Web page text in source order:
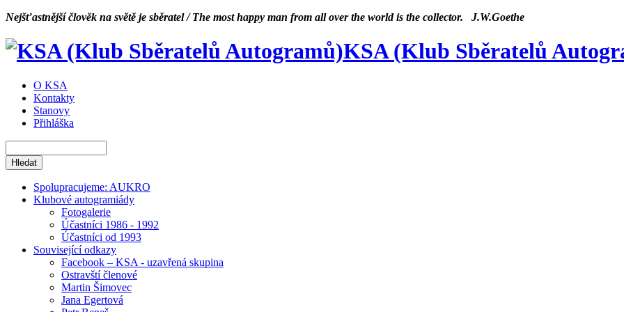
Nejšťastnější člověk na světě je sběratel / The most happy man from all over the world is the collector. J.W.Goethe
KSA (Klub Sběratelů
O KSA
Kontakty
Stanovy
Přihláška
Spolupracujeme: AUKRO
Klubové autogramiády
Fotogalerie
Účastníci 1986 - 1992
Účastníci od 1993
Související odkazy
Facebook – KSA - uzavřená skupina
Ostravští členové
Martin Šimovec
Jana Egertová